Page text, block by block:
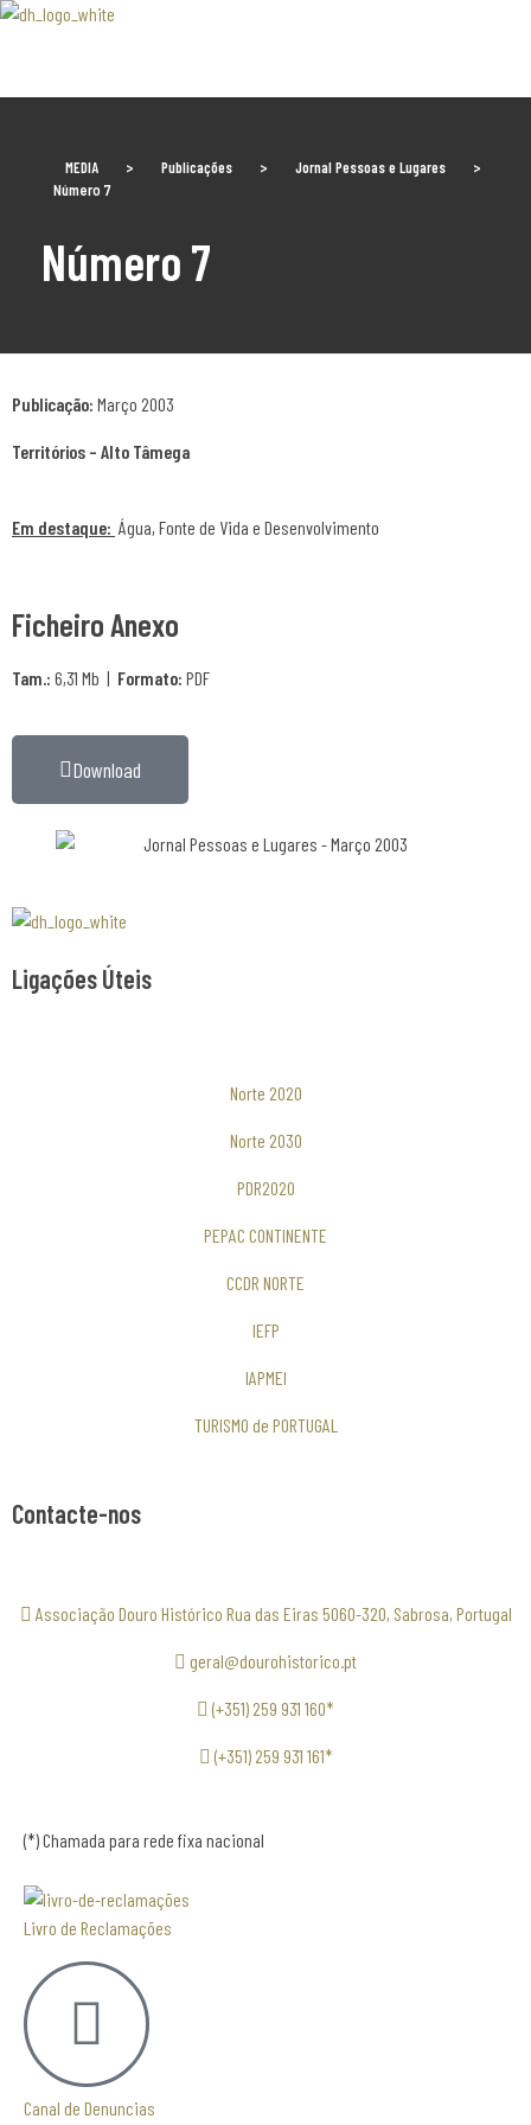
MEDIA > Publicações > Jornal Pessoas e Lugares
>
Número 7
Número 7
Publicação: Março 2003
Territórios – Alto Tâmega
Em destaque: Água, Fonte de Vida e Desenvolvimento
Ficheiro Anexo
Tam.: 6,31 Mb | Formato: PDF
Download
Ligações Úteis
Norte 2020
Norte 2030
PDR2020
PEPAC CONTINENTE
CCDR NORTE
IEFP
IAPMEI
TURISMO de PORTUGAL
Contacte-nos
Associação Douro Histórico Rua das Eiras 5060-320, Sabrosa, Portugal
geral@dourohistorico.pt
(+351) 259 931 160*
(+351) 259 931 161*
(*) Chamada para rede fixa nacional
Livro de Reclamações
Canal de Denuncias